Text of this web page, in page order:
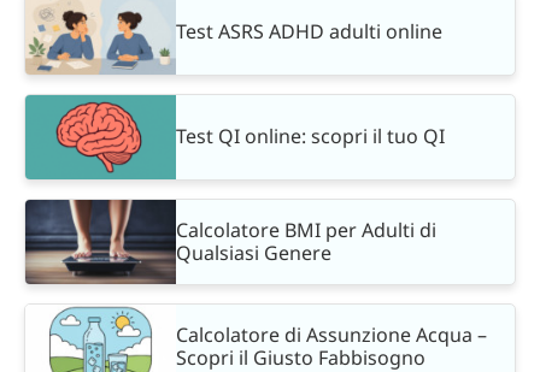
Test ASRS ADHD adulti online
Test QI online: scopri il tuo QI
Calcolatore BMI per Adulti di
Qualsiasi Genere
Calcolatore di Assunzione Acqua –
Scopri il Giusto Fabbisogno